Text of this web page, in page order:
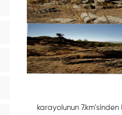
karayolunun